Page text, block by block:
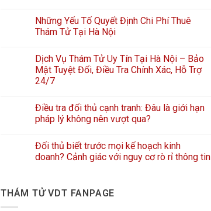
Những Yếu Tố Quyết Định Chi Phí Thuê
Thám Tử Tại Hà Nội
Dịch Vụ Thám Tử Uy Tín Tại Hà Nội – Bảo
Mật Tuyệt Đối, Điều Tra Chính Xác, Hỗ Trợ
24/7
Điều tra đối thủ cạnh tranh: Đâu là giới hạn
pháp lý không nên vượt qua?
Đối thủ biết trước mọi kế hoạch kinh
doanh? Cảnh giác với nguy cơ rò rỉ thông tin
THÁM TỬ VDT FANPAGE